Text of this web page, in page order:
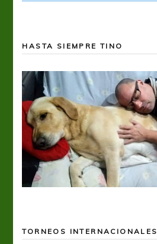
HASTA SIEMPRE TINO
TORNEOS INTERNACIONALES